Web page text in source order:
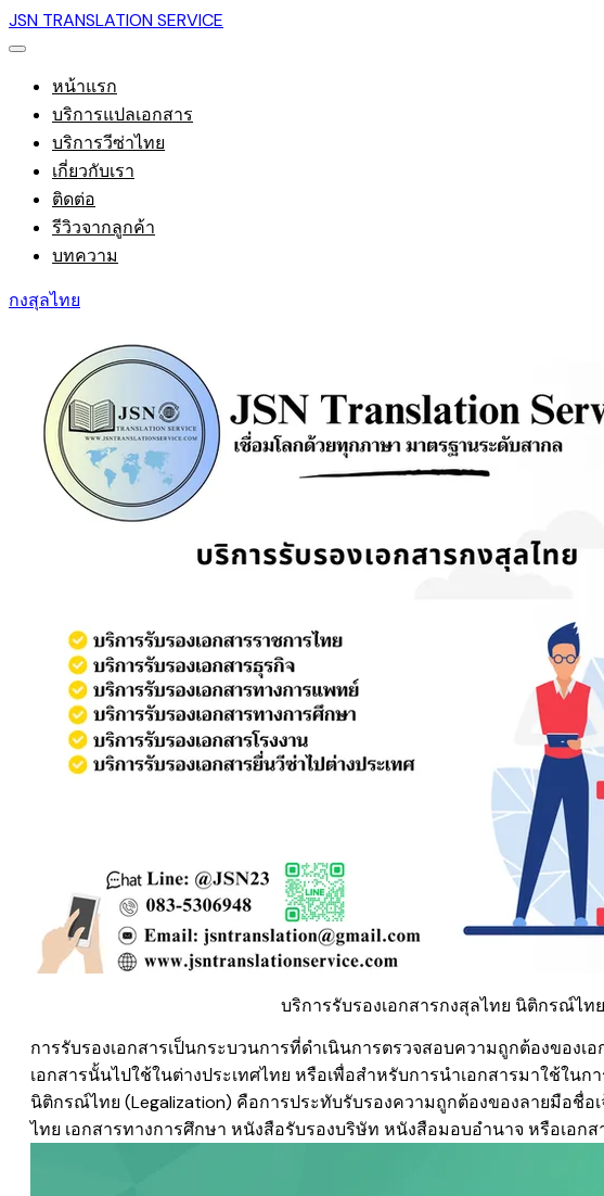
JSN TRANSLATION SERVICE
หน้าแรก
บริการแปลเอกสาร
บริการวีซ่าไทย
เกี่ยวกับเรา
ติดต่อ
รีวิวจากลูกค้า
บทความ
กงสุลไทย
บริการรับรองเอกสารกงสุลไทย นิติกรณ์ไท
การรับรองเอกสารเป็นกระบวนการที่ดำเนินการตรวจสอบความถูกต้องขอ
เอกสารนั้นไปใช้ในต่างประเทศไทย หรือเพื่อสำหรับการนำเอกสารมาใช้ในก
นิติกรณ์ไทย (Legalization) คือการประทับรับรองความถูกต้องของลายมือชื่
ไทย เอกสารทางการศึกษา หนังสือรับรองบริษัท หนังสือมอบอำนาจ หรือเอก